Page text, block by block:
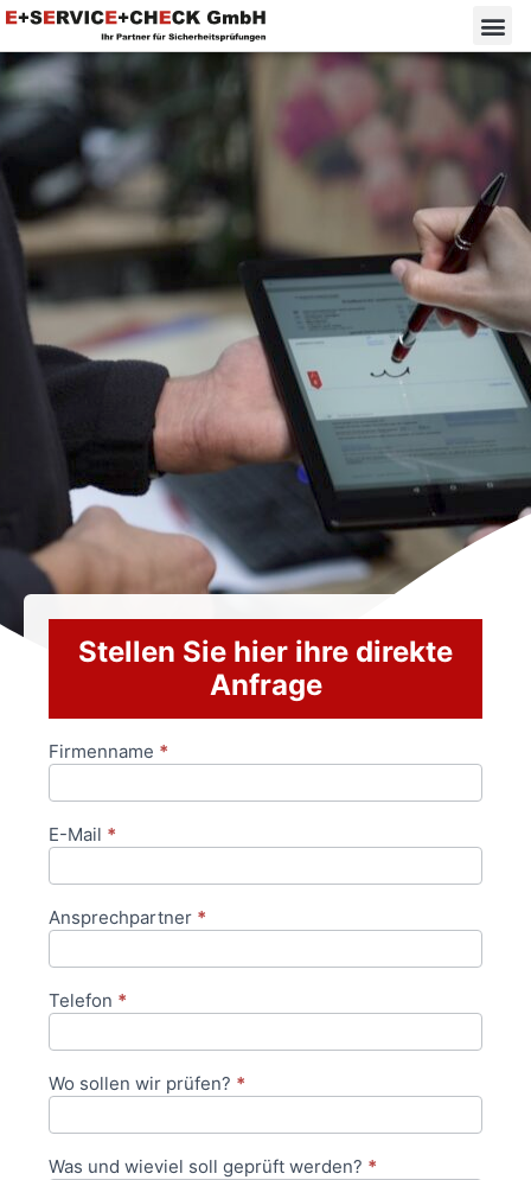
Stellen Sie hier ihre direkte
Anfrage
Anfrageformular
Firmenname *
E-Mail *
Ansprechpartner *
Telefon *
Wo sollen wir prüfen? *
Was und wieviel soll geprüft werden? *